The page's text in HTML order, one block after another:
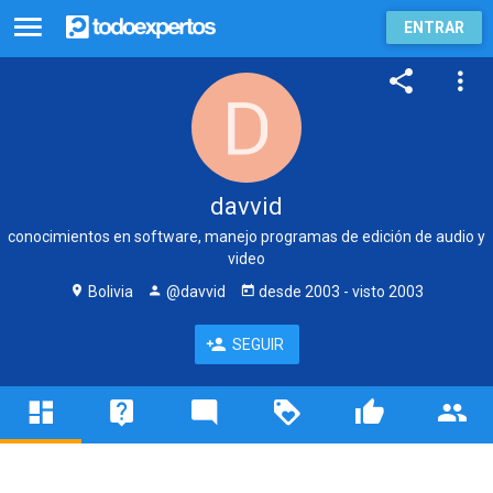
ENTRAR
davvid
conocimientos en software, manejo programas de edición de audio y
video
Bolivia
@davvid desde 2003 - visto 2003
SEGUIR